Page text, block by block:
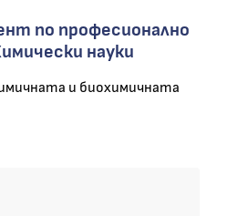
по професионално
науки
и биохимичната